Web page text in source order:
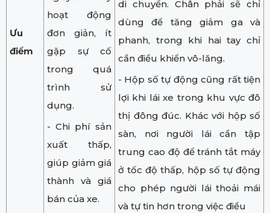
Ưu
điểm
hoạt động
đơn giản, ít
gặp sự cố
trong quá
trình sử
dụng.
- Chi phí sản
xuất thấp,
giúp giảm giá
thành và giá
bán của xe.
di chuyển. Chân phải sẽ chỉ
dùng để tăng giảm ga và
phanh, trong khi hai tay chỉ
cần điều khiển vô-lăng.
- Hộp số tự động cũng rất tiện
lợi khi lái xe trong khu vực đô
thị đông đúc. Khác với hộp số
sàn, nơi người lái cần tập
trung cao độ để tránh tắt máy
ở tốc độ thấp, hộp số tự động
cho phép người lái thoải mái
và tự tin hơn trong việc điều